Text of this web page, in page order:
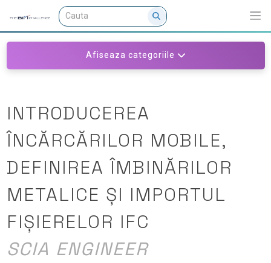
Afiseaza categoriile
INTRODUCEREA
ÎNCĂRCĂRILOR MOBILE,
DEFINIREA ÎMBINĂRILOR
METALICE ȘI IMPORTUL
FIȘIERELOR IFC
SCIA ENGINEER